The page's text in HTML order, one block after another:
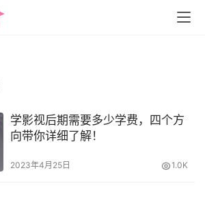
学影视后期需要多少学费，四个方
向带你详细了解！
2023年4月25日 1.0K